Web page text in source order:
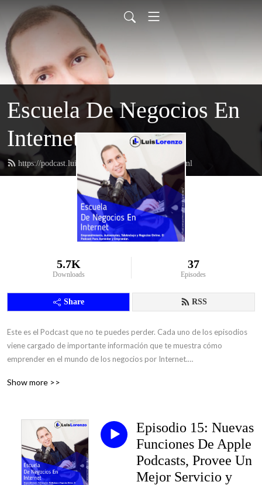
Escuela De Negocios En
Internet
https://podcast.luislorenzoriverasevilla.com/feed.xml
5.7K
Downloads
37
Episodes
Share RSS
Este es el Podcast que no te puedes perder. Cada uno de los episodios
viene cargado de importante información que te muestra cómo
emprender en el mundo de los negocios por Internet.
Escúchalo, Descárgalo, Aprende, Emprende y Comparte.
Show more >>
Episodio 15: Nuevas
Funciones De Apple
Podcasts, Provee Un
Mejor Servicio y